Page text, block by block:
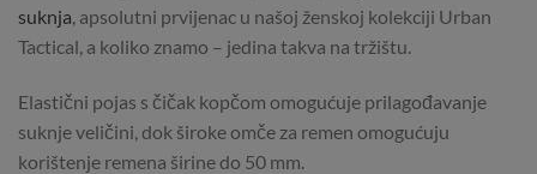
suknja, apsolutni prvijenac u našoj ženskoj kolekciji Urban
Tactical, a koliko znamo – jedina takva na tržištu.
Elastični pojas s čičak kopčom omogućuje prilagođavanje
suknje veličini, dok široke omče za remen omogućuju
korištenje remena širine do 50 mm.